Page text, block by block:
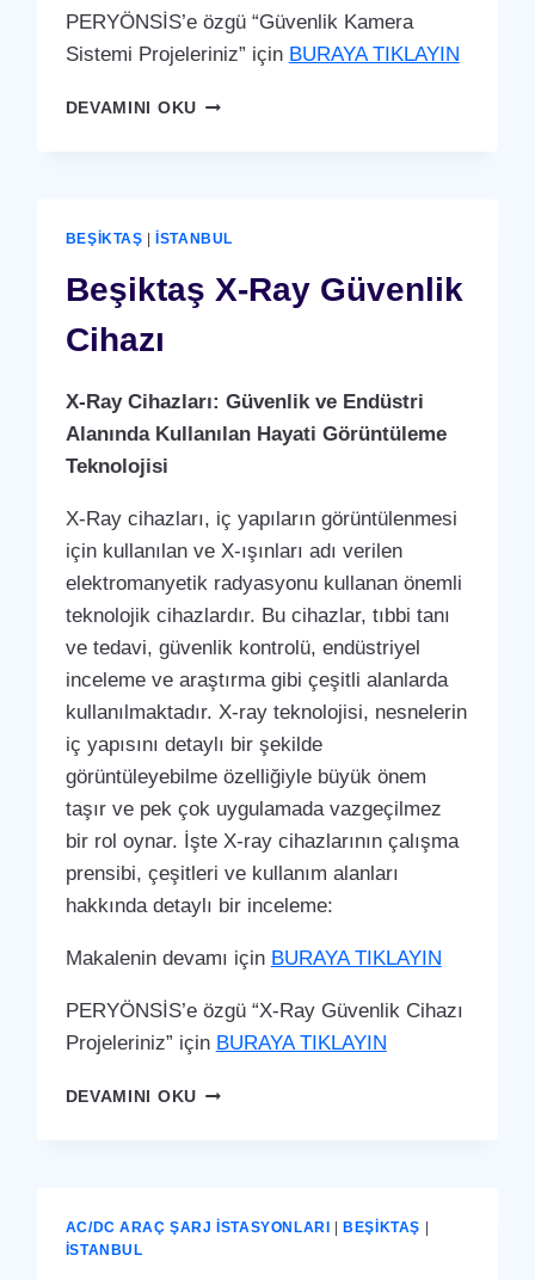
PERYÖNSİS’e özgü “Güvenlik Kamera
Sistemi Projeleriniz” için BURAYA TIKLAYIN
DEVAMINI OKUBEŞIKTAŞ
BEŞIKTAŞ İSTANBUL
Beşiktaş X-Ray Güvenlik
Cihazı
X-Ray Cihazları: Güvenlik ve Endüstri
Alanında Kullanılan Hayati Görüntüleme
Teknolojisi
X-Ray cihazları, iç yapıların görüntülenmesi
için kullanılan ve X-ışınları adı verilen
elektromanyetik radyasyonu kullanan önemli
teknolojik cihazlardır. Bu cihazlar, tıbbi tanı
ve tedavi, güvenlik kontrolü, endüstriyel
inceleme ve araştırma gibi çeşitli alanlarda
kullanılmaktadır. X-ray teknolojisi, nesnelerin
iç yapısını detaylı bir şekilde
görüntüleyebilme özelliğiyle büyük önem
taşır ve pek çok uygulamada vazgeçilmez
bir rol oynar. İşte X-ray cihazlarının çalışma
prensibi, çeşitleri ve kullanım alanları
hakkında detaylı bir inceleme:
Makalenin devamı için BURAYA TIKLAYIN
PERYÖNSİS’e özgü “X-Ray Güvenlik Cihazı
Projeleriniz” için BURAYA TIKLAYIN
DEVAMINI OKUBEŞIKTAŞ
AC/DC ARAÇ ŞARJ İSTASYONLARI BEŞIKTAŞ
İSTANBUL